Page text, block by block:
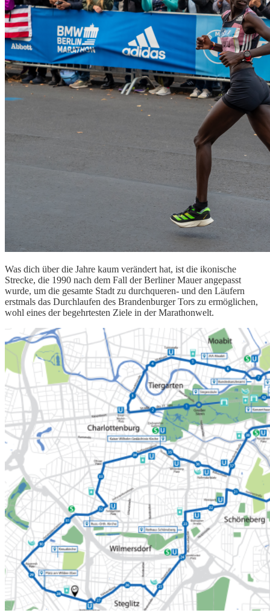
Was dich über die Jahre kaum verändert hat, ist die ikonische
Strecke, die 1990 nach dem Fall der Berliner Mauer angepasst
wurde, um die gesamte Stadt zu durchqueren- und den Läufern
erstmals das Durchlaufen des Brandenburger Tors zu ermöglichen,
wohl eines der begehrtesten Ziele in der Marathonwelt.